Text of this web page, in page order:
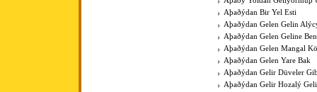
Aþaðýdan Bir Yel Esti
Aþaðýdan Gelen Gelin
Aþaðýdan Gelen Geline
Aþaðýdan Gelen Mangal
Aþaðýdan Gelen Yare Bak
Aþaðýdan Gelir Düveler
Aþaðýdan Gelir Hozalý